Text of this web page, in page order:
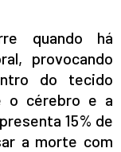
quando há
provocando
do tecido
o cérebro e a
15% de
a morte com